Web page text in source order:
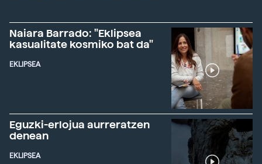
Naiara Barrado: "Eklipsea
kasualitate kosmiko bat da"
EKLIPSEA
Eguzki-erlojua aurreratzen
denean
EKLIPSEA